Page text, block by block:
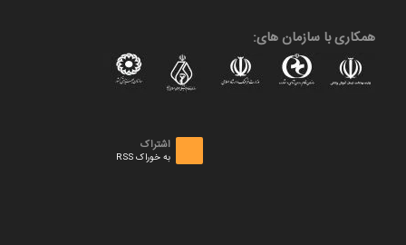
همکاری با سازمان های:
اشتراک
به خوراک RSS